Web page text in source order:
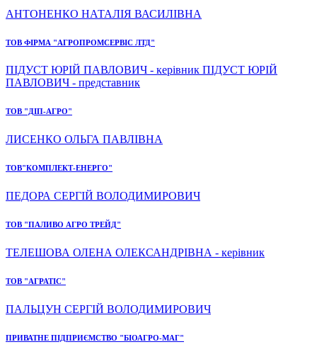
АНТОНЕНКО НАТАЛІЯ ВАСИЛІВНА
ТОВ ФІРМА "АГРОПРОМСЕРВІС ЛТД"
ПІДУСТ ЮРІЙ ПАВЛОВИЧ - керівник ПІДУСТ ЮРІЙ
ПАВЛОВИЧ - представник
ТОВ "ДІП-АГРО"
ЛИСЕНКО ОЛЬГА ПАВЛІВНА
ТОВ"КОМПЛЕКТ-ЕНЕРГО"
ПЕДОРА СЕРГІЙ ВОЛОДИМИРОВИЧ
ТОВ "ПАЛИВО АГРО ТРЕЙД"
ТЕЛЕШОВА ОЛЕНА ОЛЕКСАНДРІВНА - керівник
ТОВ "АГРАТІС"
ПАЛЬЦУН СЕРГІЙ ВОЛОДИМИРОВИЧ
ПРИВАТНЕ ПІДПРИЄМСТВО "БІОАГРО-МАГ"